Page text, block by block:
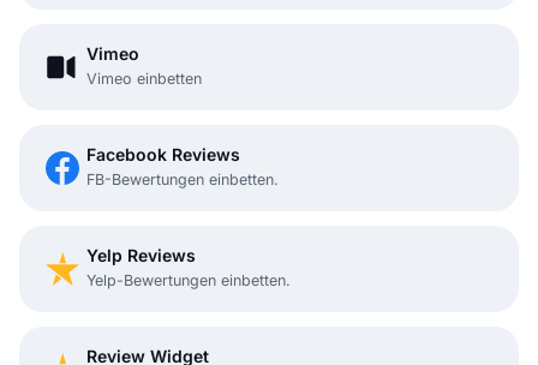
Vimeo
Vimeo einbetten
Facebook Reviews
FB-Bewertungen einbetten.
Yelp Reviews
Yelp-Bewertungen einbetten.
Review Widget